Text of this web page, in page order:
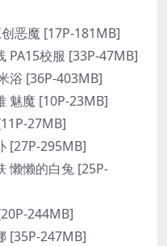
恶魔 [17P-181MB]
PA15校服 [33P-47MB]
浴 [36P-403MB]
魅魔 [10P-23MB]
27MB]
[27P-295MB]
懒懒的白兔 [25P-
244MB]
[35P-247MB]